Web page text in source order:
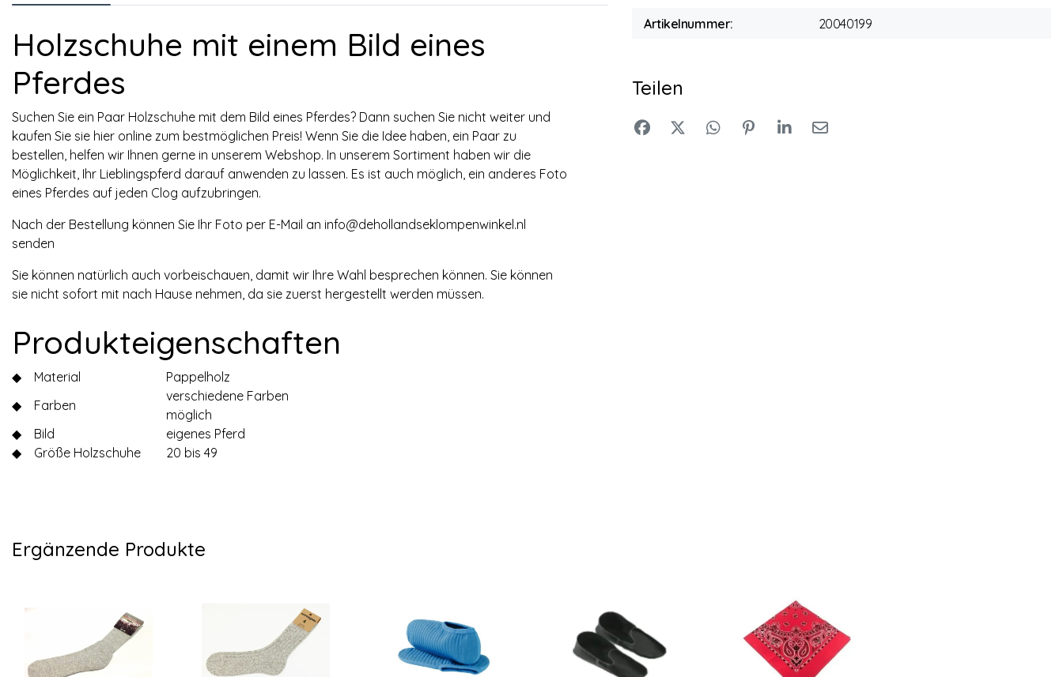
Holzschuhe mit einem Bild eines
Pferdes
Suchen Sie ein Paar Holzschuhe mit dem Bild eines Pferdes? Dann suchen Sie nicht weiter und
kaufen Sie sie hier online zum bestmöglichen Preis! Wenn Sie die Idee haben, ein Paar zu
bestellen, helfen wir Ihnen gerne in unserem Webshop. In unserem Sortiment haben wir die
Möglichkeit, Ihr Lieblingspferd darauf anwenden zu lassen. Es ist auch möglich, ein anderes Foto
eines Pferdes auf jeden Clog aufzubringen.
Nach der Bestellung können Sie Ihr Foto per E-Mail an info@dehollandseklompenwinkel.nl
senden
Sie können natürlich auch vorbeischauen, damit wir Ihre Wahl besprechen können. Sie können
sie nicht sofort mit nach Hause nehmen, da sie zuerst hergestellt werden müssen.
Produkteigenschaften
◆ Material
Pappelholz
◆
Farben
verschiedene Farben
möglich
◆
Bild
eigenes Pferd
◆
Größe Holzschuhe 20 bis 49
Artikelnummer: 20040199
Teilen
Ergänzende Produkte